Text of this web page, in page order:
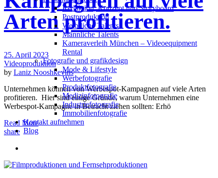
Redak­ti­on, Kon­zept und Storyboard
Post­pro­duk­ti­on
Weiblliche Talents
Männliche Talents
Kameraverleih München – Videoequipment
Rental
Fotografie und grafikdesign
Mode & Lifestyle
Werbefotografie
Produktfotografie
Medizinfotografie
Industriefotografie
Immobilienfotografie
Kontakt aufnehmen
Blog
Arten profitieren.
25. April 2023
Videoproduktion
by Laniz Nooshkevins
Unternehmen können von Werbespot-Kampagnen auf viele Arten
profitieren. Hier sind einige Gründe, warum Unternehmen eine
Werbespot-Kampagne in Betracht ziehen sollten: Erhö
Read More
share